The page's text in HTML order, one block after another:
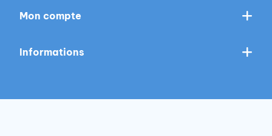
Mon compte
Informations